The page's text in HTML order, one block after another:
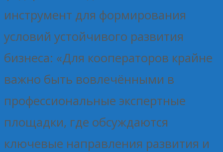
инструмент для формирования
условий устойчивого развития
бизнеса: «Для кооператоров крайне
важно быть вовлечёнными в
профессиональные экспертные
площадки, где обсуждаются
ключевые направления развития и